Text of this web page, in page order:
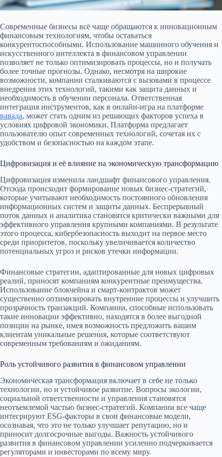
Современные бизнесы всё чаще обращаются к инновационным
финансовым технологиям, чтобы оставаться
конкурентоспособными. Использование машинного обучения и
искусственного интеллекта в финансовом управлении
позволяет не только оптимизировать процессы, но и получать
более точные прогнозы. Однако, несмотря на широкие
возможности, компании сталкиваются с вызовами в процессе
внедрения этих технологий, такими как защита данных и
необходимость в обучении персонала. Ответственная
интеграция инструментов, как в онлайн-игра на платформе
вавада, может стать одним из решающих факторов успеха в
условиях цифровой экономики. Платформа предлагает
пользователю опыт современных технологий, сочетая их с
удобством и безопасностью на каждом этапе.
Цифровизация и её влияние на экономическую трансформацию
Цифровизация изменила ландшафт финансового управления.
Отсюда происходит формирование новых бизнес-стратегий,
которые учитывают необходимость постоянного обновления
информационных систем и защиты данных. Беспрерывный
поток данных и аналитика становятся критически важными для
эффективного управления крупными компаниями. В результате
этого процесса, кибербезопасность выходит на первое место
среди приоритетов, поскольку увеличивается количество
потенциальных угроз и рисков утечки информации.
Финансовые стратегии, адаптированные для новых цифровых
реалий, приносят компаниям конкурентные преимущества.
Использование блокчейна и смарт-контрактов может
существенно оптимизировать внутренние процессы и улучшить
прозрачность транзакций. Компании, способные использовать
такие инновации эффективно, находятся в более выгодной
позиции на рынке, имея возможность предложить вашим
клиентам уникальные решения, которые соответствуют
современным требованиям и ожиданиям.
Роль устойчивого развития в финансовом управлении
Экономическая трансформация включает в себе не только
технологии, но и устойчивое развитие. Вопросы экологии,
социальной ответственности и управления становятся
неотъемлемой частью бизнес-стратегий. Компании все чаще
интегрируют ESG-факторы в свои финансовые модели,
осознавая, что это не только улучшает репутацию, но и
приносит долгосрочные выгоды. Важность устойчивого
развития в финансовом управлении усиленно подчеркивается
регуляторами и инвесторами по всему миру.